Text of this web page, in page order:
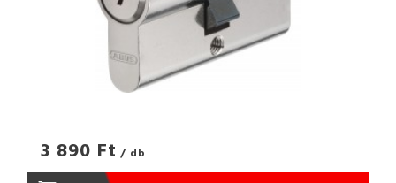
3 890 Ft / db